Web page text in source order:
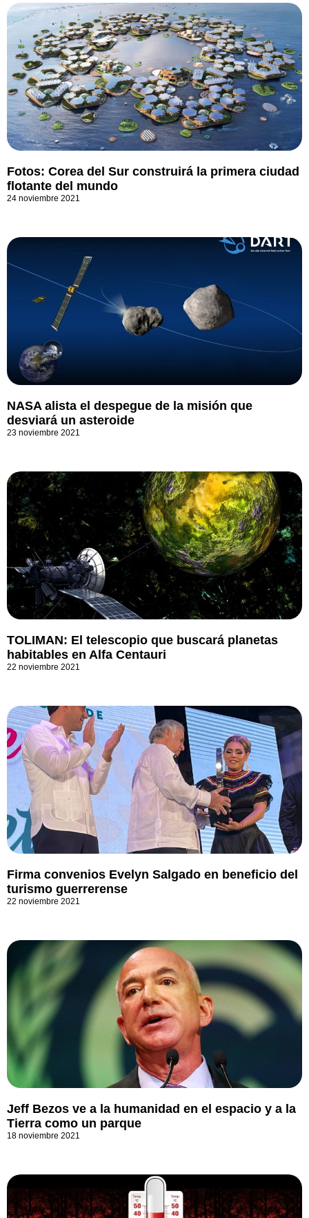
Fotos: Corea del Sur construirá la primera ciudad
flotante del mundo
24 noviembre 2021
NASA alista el despegue de la misión que
desviará un asteroide
23 noviembre 2021
TOLIMAN: El telescopio que buscará planetas
habitables en Alfa Centauri
22 noviembre 2021
Firma convenios Evelyn Salgado en beneficio del
turismo guerrerense
22 noviembre 2021
Jeff Bezos ve a la humanidad en el espacio y a la
Tierra como un parque
18 noviembre 2021